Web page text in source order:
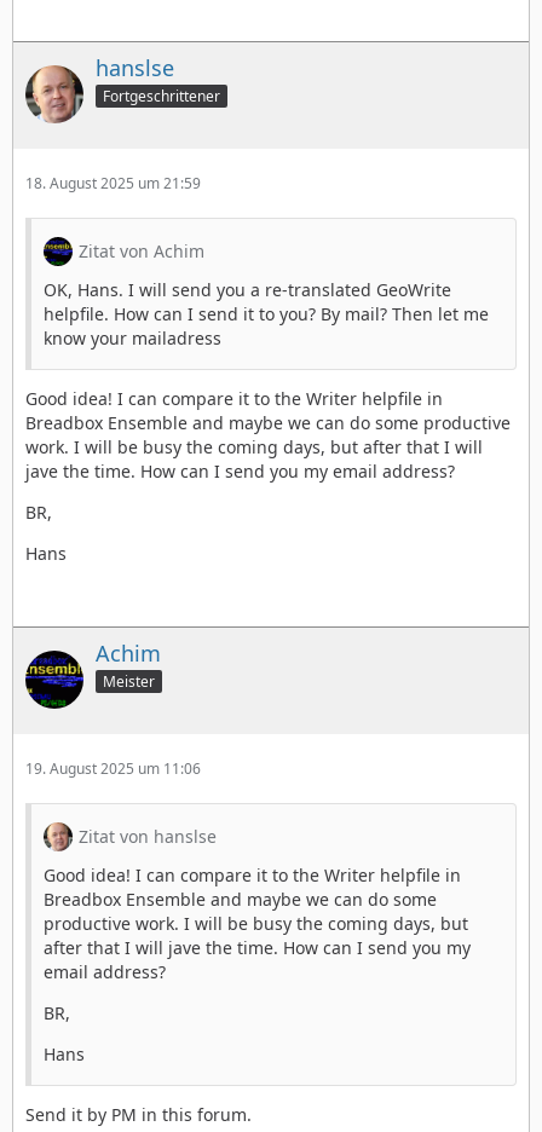
hanslse
Fortgeschrittener
18. August 2025 um 21:59
Zitat von Achim
OK, Hans. I will send you a re-translated GeoWrite
helpfile. How can I send it to you? By mail? Then let me
know your mailadress
Good idea! I can compare it to the Writer helpfile in
Breadbox Ensemble and maybe we can do some productive
work. I will be busy the coming days, but after that I will
jave the time. How can I send you my email address?
BR,
Hans
Achim
Meister
19. August 2025 um 11:06
Zitat von hanslse
Good idea! I can compare it to the Writer helpfile in
Breadbox Ensemble and maybe we can do some
productive work. I will be busy the coming days, but
after that I will jave the time. How can I send you my
email address?
BR,
Hans
Send it by PM in this forum.